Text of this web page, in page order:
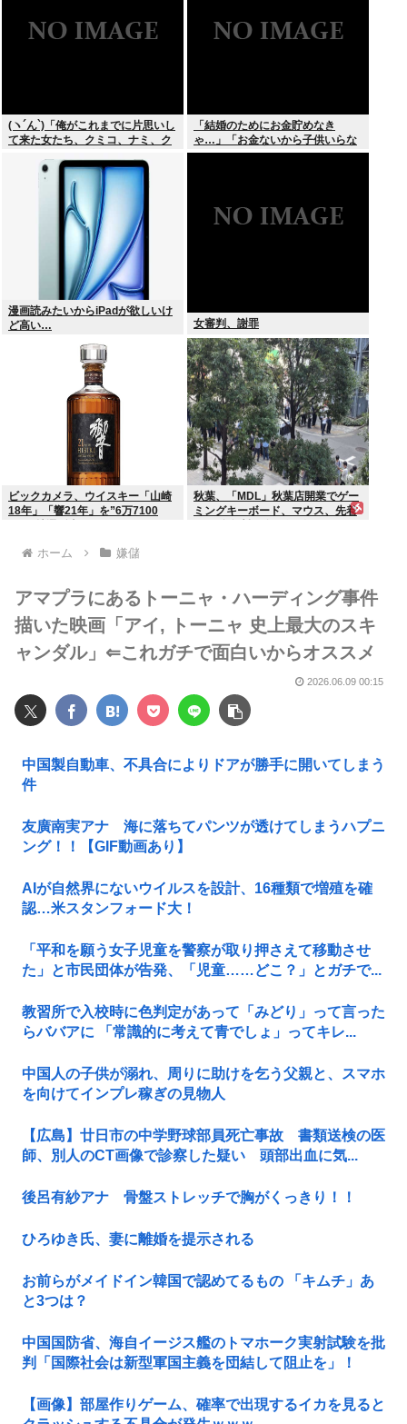
(ヽ´ん`)「俺がこれまでに片思いし
て来た女たち、クミコ、ナミ、ク
オリ、ユカリ…」
「結婚のためにお金貯めなき
ゃ…」「お金ないから子供いらな
い」←こいつら
漫画読みたいからiPadが欲しいけ
ど高い…
女審判、謝罪
ビックカメラ、ウイスキー「山崎
18年」「響21年」を”6万7100
秋葉、「MDL」秋葉店開業でゲー
ミングキーボード、マウス、先着
ホーム 嫌儲
アマプラにあるトーニャ・ハーディング事件
描いた映画「アイ, トーニャ 史上最大のスキ
ャンダル」⇐これガチで面白いからオススメ
2026.06.09 00:15
中国製自動車、不具合によりドアが勝手に開いてしまう
件
友廣南実アナ 海に落ちてパンツが透けてしまうハプニ
ング！！【GIF動画あり】
AIが自然界にないウイルスを設計、16種類で増殖を確
認…米スタンフォード大！
「平和を願う女子児童を警察が取り押さえて移動させ
た」と市民団体が告発、「児童……どこ？」とガチで...
教習所で入校時に色判定があって「みどり」って言った
らババアに 「常識的に考えて青でしょ」ってキレ...
中国人の子供が溺れ、周りに助けを乞う父親と、スマホ
を向けてインプレ稼ぎの見物人
【広島】廿日市の中学野球部員死亡事故 書類送検の医
師、別人のCT画像で診察した疑い 頭部出血に気...
後呂有紗アナ 骨盤ストレッチで胸がくっきり！！
ひろゆき氏、妻に離婚を提示される
お前らがメイドイン韓国で認めてるもの 「キムチ」あ
と3つは？
中国国防省、海自イージス艦のトマホーク実射試験を批
判「国際社会は新型軍国主義を団結して阻止を」！
【画像】部屋作りゲーム、確率で出現するイカを見ると